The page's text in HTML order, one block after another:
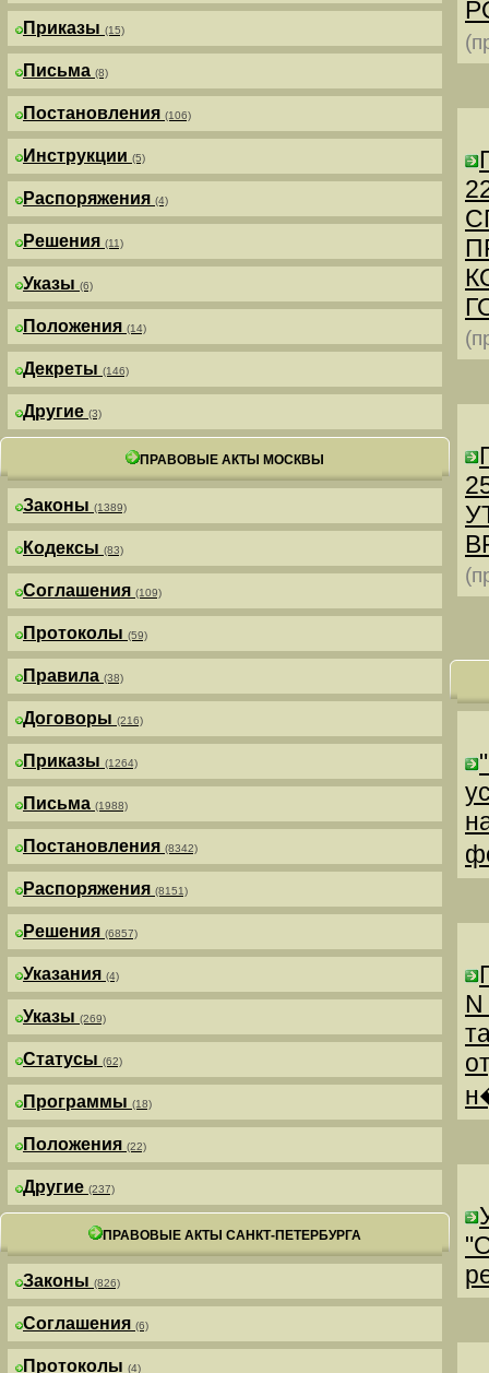
Приказы (15)
Письма (8)
Постановления (106)
Инструкции (5)
Распоряжения (4)
Решения (11)
Указы (6)
Положения (14)
Декреты (146)
Другие (3)
ПРАВОВЫЕ АКТЫ МОСКВЫ
Законы (1389)
Кодексы (83)
Соглашения (109)
Протоколы (59)
Правила (38)
Договоры (216)
Приказы (1264)
Письма (1988)
Постановления (8342)
Распоряжения (8151)
Решения (6857)
Указания (4)
Указы (269)
Статусы (62)
Программы (18)
Положения (22)
Другие (237)
ПРАВОВЫЕ АКТЫ САНКТ-ПЕТЕРБУРГА
Законы (826)
Соглашения (6)
Протоколы (4)